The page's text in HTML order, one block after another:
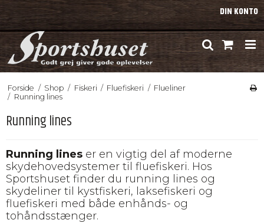
DIN KONTO
Forside / Shop / Fiskeri / Fluefiskeri / Flueliner
/ Running lines
Running lines
Running lines er en vigtig del af moderne
skydehovedsystemer til fluefiskeri. Hos
Sportshuset finder du running lines og
skydeliner til kystfiskeri, laksefiskeri og
fluefiskeri med både enhånds- og
tohåndsstænger.